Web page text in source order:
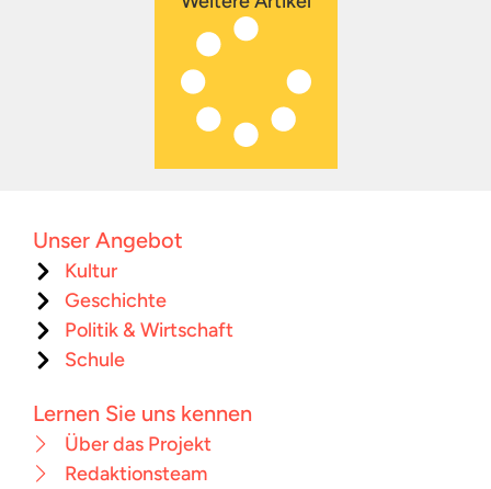
Unser Angebot
Kultur
Geschichte
Politik & Wirtschaft
Schule
Lernen Sie uns kennen
Über das Projekt
Redaktionsteam